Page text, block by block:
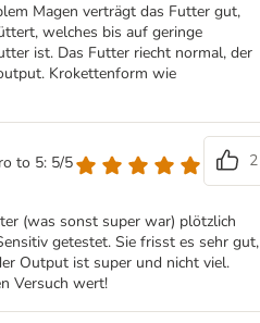
Magen verträgt das Futter gut,
welches bis auf geringe
ist. Das Futter riecht normal, der
Krokettenform wie
to 5: 5/5
2
(was sonst super war) plötzlich
getestet. Sie frisst es sehr gut,
Output ist super und nicht viel.
Versuch wert!